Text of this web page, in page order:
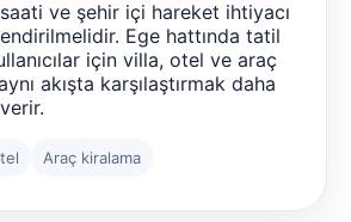
ve şehir içi hareket ihtiyacı
Ege hattında tatil
için villa, otel ve araç
akışta karşılaştırmak daha
Araç kiralama